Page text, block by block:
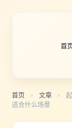
首
首页 » 文章 »
适合什么场景